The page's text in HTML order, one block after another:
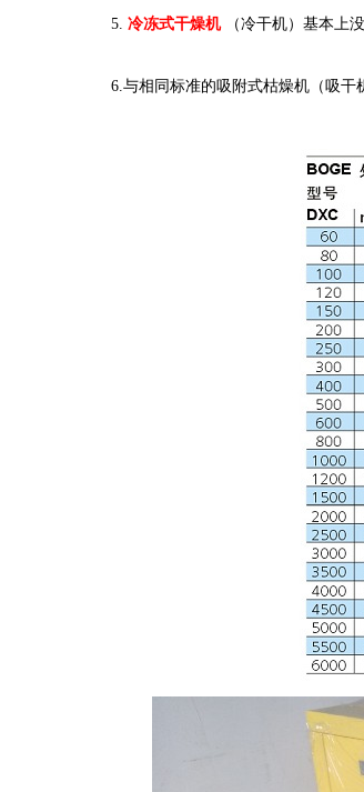
5. 冷冻式干燥机 （冷干机）基本上
6.与相同标准的吸附式枯燥机（吸干机